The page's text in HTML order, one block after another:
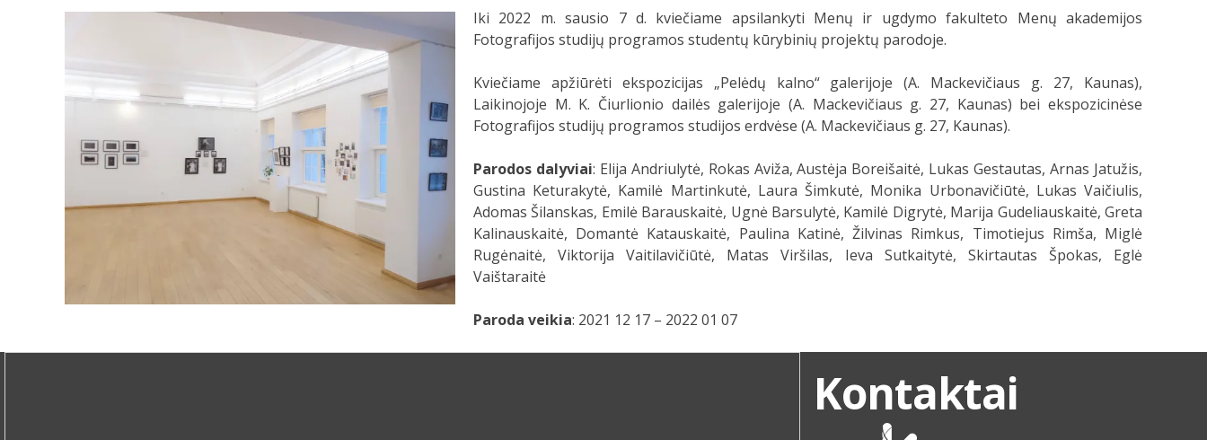
Iki 2022 m. sausio 7 d. kviečiame apsilankyti Menų ir ugdymo fakulteto Menų akademijos
Fotografijos studijų programos studentų kūrybinių projektų parodoje.
Kviečiame apžiūrėti ekspozicijas „Pelėdų kalno“ galerijoje (A. Mackevičiaus g. 27, Kaunas),
Laikinojoje M. K. Čiurlionio dailės galerijoje (A. Mackevičiaus g. 27, Kaunas) bei ekspozicinėse
Fotografijos studijų programos studijos erdvėse (A. Mackevičiaus g. 27, Kaunas).
Parodos dalyviai: Elija Andriulytė, Rokas Aviža, Austėja Boreišaitė, Lukas Gestautas, Arnas Jatužis,
Gustina Keturakytė, Kamilė Martinkutė, Laura Šimkutė, Monika Urbonavičiūtė, Lukas Vaičiulis,
Adomas Šilanskas, Emilė Barauskaitė, Ugnė Barsulytė, Kamilė Digrytė, Marija Gudeliauskaitė, Greta
Kalinauskaitė, Domantė Katauskaitė, Paulina Katinė, Žilvinas Rimkus, Timotiejus Rimša, Miglė
Rugėnaitė, Viktorija Vaitilavičiūtė, Matas Viršilas, Ieva Sutkaitytė, Skirtautas Špokas, Eglė
Vaištaraitė
Paroda veikia: 2021 12 17 – 2022 01 07
Kontaktai